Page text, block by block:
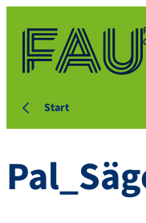
Start